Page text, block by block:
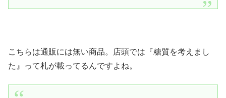
こちらは通販には無い商品。店頭では『糖質を考えまし
た』って札が載ってるんですよね。